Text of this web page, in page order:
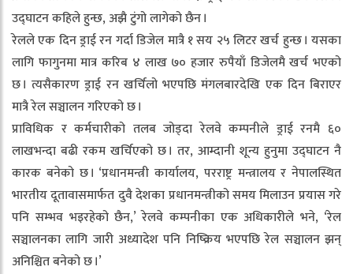
उद्घाटन कहिले हुन्छ, अझै टुंगो लागेको छैन ।
रेलले एक दिन ड्राई रन गर्दा डिजेल मात्रै १ सय २५ लिटर खर्च हुन्छ । यसका
लागि फागुनमा मात्र करिब ४ लाख ७० हजार रुपैयाँ डिजेलमै खर्च भएको
छ । त्यसैकारण ड्राई रन खर्चिलो भएपछि मंगलबारदेखि एक दिन बिराएर
मात्रै रेल सञ्चालन गरिएको छ ।
प्राविधिक र कर्मचारीको तलब जोड्दा रेलवे कम्पनीले ड्राई रनमै ६०
लाखभन्दा बढी रकम खर्चिएको छ । तर, आम्दानी शून्य हुनुमा उद्घाटन नै
कारक बनेको छ । ‘प्रधानमन्त्री कार्यालय, परराष्ट्र मन्त्रालय र नेपालस्थित
भारतीय दूतावासमार्फत दुवै देशका प्रधानमन्त्रीको समय मिलाउन प्रयास गरे
पनि सम्भव भइरहेको छैन,’ रेलवे कम्पनीका एक अधिकारीले भने, ‘रेल
सञ्चालनका लागि जारी अध्यादेश पनि निष्क्रिय भएपछि रेल सञ्चालन झन्
अनिश्चित बनेको छ ।’